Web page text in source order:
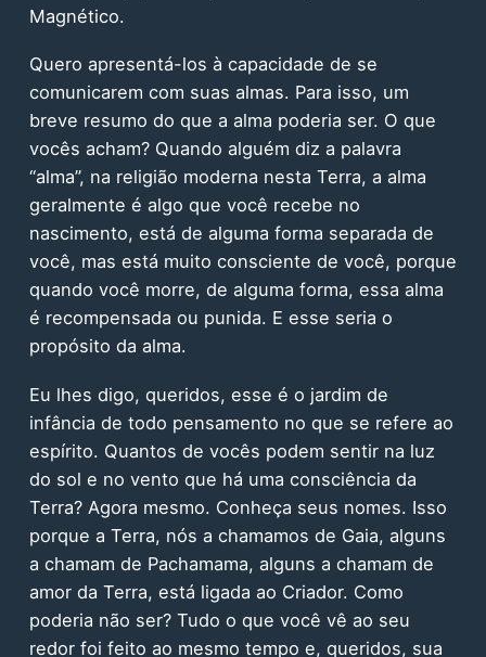
Magnético.
Quero apresentá-los à capacidade de se
comunicarem com suas almas. Para isso, um
breve resumo do que a alma poderia ser. O que
vocês acham? Quando alguém diz a palavra
“alma”, na religião moderna nesta Terra, a alma
geralmente é algo que você recebe no
nascimento, está de alguma forma separada de
você, mas está muito consciente de você, porque
quando você morre, de alguma forma, essa alma
é recompensada ou punida. E esse seria o
propósito da alma.
Eu lhes digo, queridos, esse é o jardim de
infância de todo pensamento no que se refere ao
espírito. Quantos de vocês podem sentir na luz
do sol e no vento que há uma consciência da
Terra? Agora mesmo. Conheça seus nomes. Isso
porque a Terra, nós a chamamos de Gaia, alguns
a chamam de Pachamama, alguns a chamam de
amor da Terra, está ligada ao Criador. Como
poderia não ser? Tudo o que você vê ao seu
redor foi feito ao mesmo tempo e, queridos, sua